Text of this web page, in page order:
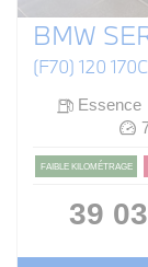
BMW
(F70) 120
Essence
FAIBLE KILOMÉTRAGE
39